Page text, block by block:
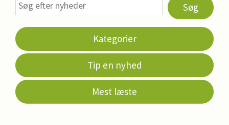
Søg
Kategorier
Tip en nyhed
Mest læste